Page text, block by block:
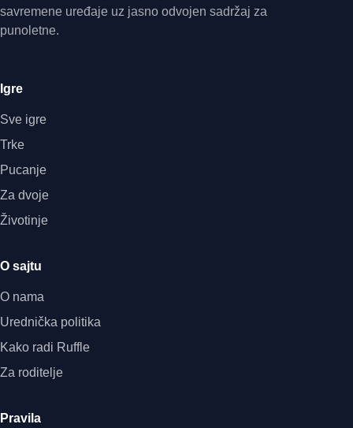
savremene uređaje uz jasno odvojen sadržaj za
punoletne.
Igre
Sve igre
Trke
Pucanje
Za dvoje
Životinje
O sajtu
O nama
Urednička politika
Kako radi Ruffle
Za roditelje
Pravila